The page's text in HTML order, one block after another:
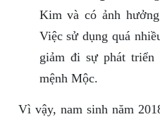
Kim và có ảnh
Việc sử dụng quá
giảm đi sự phát
mệnh Mộc.
Vì vậy, nam sinh năm